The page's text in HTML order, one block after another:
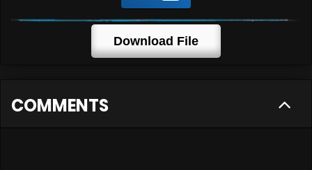
Download File
COMMENTS